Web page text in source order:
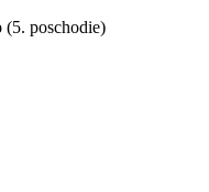
(5. poschodie)